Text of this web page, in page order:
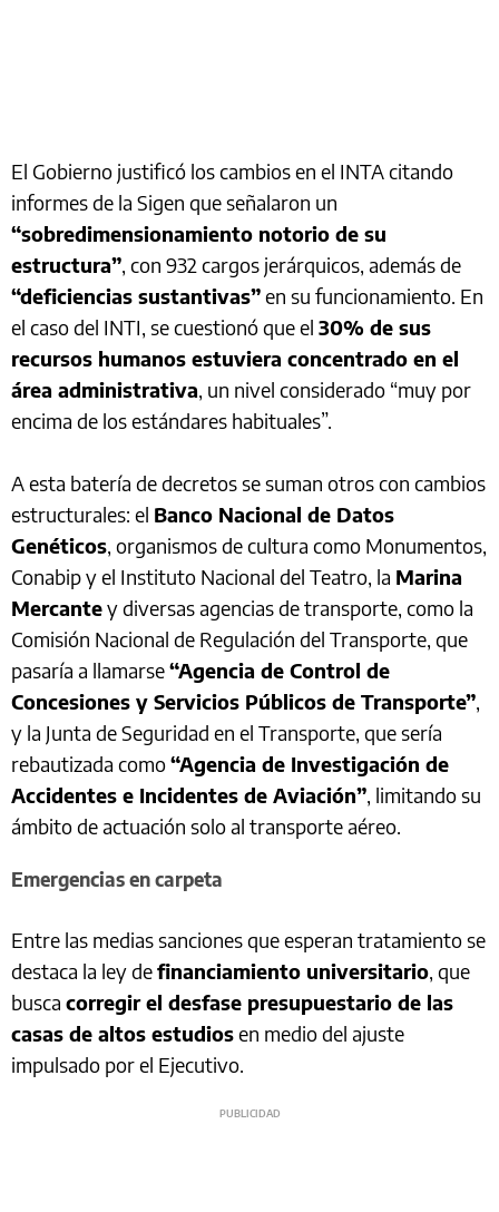
El Gobierno justificó los cambios en el INTA citando
informes de la Sigen que señalaron un
“sobredimensionamiento notorio de su
estructura”, con 932 cargos jerárquicos, además de
“deficiencias sustantivas”en su funcionamiento. En
el caso del INTI, se cuestionó que el 30% de sus
recursos humanos estuviera concentrado en el
área administrativa, un nivel considerado “muy por
encima de los estándares habituales”.
A esta batería de decretos se suman otros con cambios
estructurales: el Banco Nacional de Datos
Genéticos, organismos de cultura como Monumentos,
Conabip y el Instituto Nacional del Teatro, la Marina
Mercantey diversas agencias de transporte, como la
Comisión Nacional de Regulación del Transporte, que
pasaría a llamarse“Agencia de Control de
Concesiones y Servicios Públicos de Transporte”,
y la Junta de Seguridad en el Transporte, que sería
rebautizada como“Agencia de Investigación de
Accidentes e Incidentes de Aviación”, limitando su
ámbito de actuación solo al transporte aéreo.
Emergencias en carpeta
Entre las medias sanciones que esperan tratamiento se
destaca la ley definanciamiento universitario, que
busca corregir el desfase presupuestario de las
casas de altos estudiosen medio del ajuste
impulsado por el Ejecutivo.